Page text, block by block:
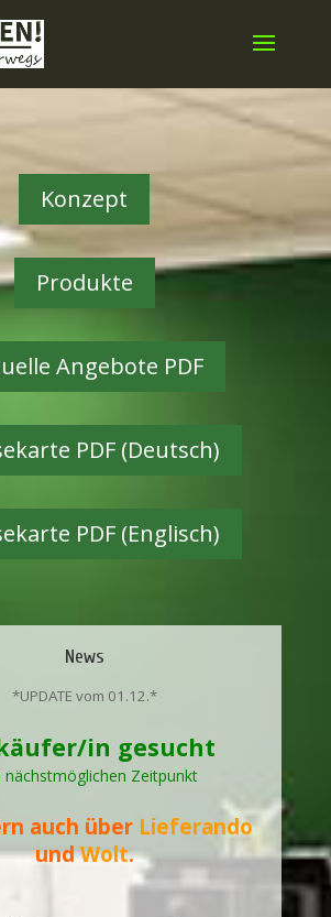
Konzept
Produkte
Angebote PDF
PDF (Deutsch)
PDF (Englisch)
News
*UPDATE vom 01.12.*
in gesucht
nächstmöglichen Zeitpunkt
auch über Lieferando
undWolt.